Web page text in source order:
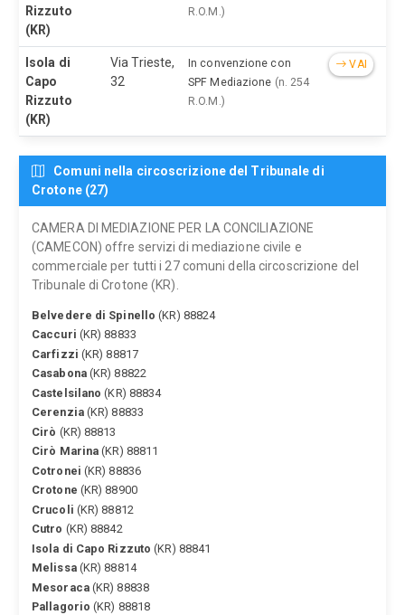
Rizzuto
(KR)
R.O.M.)
Isola di
Capo
Rizzuto
(KR)
Via Trieste,
32
In convenzione con
SPF Mediazione (n. 254
R.O.M.)
VAI
Comuni nella circoscrizione del Tribunale di
Crotone (27)
CAMERA DI MEDIAZIONE PER LA CONCILIAZIONE
(CAMECON) offre servizi di mediazione civile e
commerciale per tutti i 27 comuni della circoscrizione del
Tribunale di Crotone (KR).
Belvedere di Spinello (KR) 88824
Caccuri (KR) 88833
Carfizzi (KR) 88817
Casabona(KR) 88822
Castelsilano (KR) 88834
Cerenzia(KR) 88833
Cirò (KR) 88813
Cirò Marina (KR) 88811
Cotronei (KR) 88836
Crotone (KR) 88900
Crucoli (KR) 88812
Cutro (KR) 88842
Isola di Capo Rizzuto (KR) 88841
Melissa(KR) 88814
Mesoraca(KR) 88838
Pallagorio (KR) 88818